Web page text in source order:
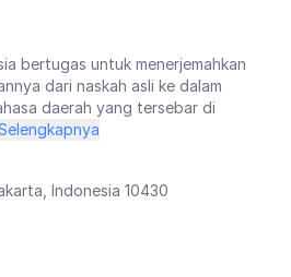
bertugas untuk menerjemahkan
dari naskah asli ke dalam
daerah yang tersebar di
Indonesia 10430